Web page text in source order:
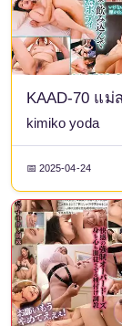
KAAD-70 แ
kimiko yoda
📅 2025-04-24